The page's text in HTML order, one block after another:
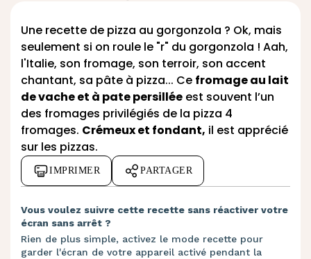
Une recette de pizza au gorgonzola ? Ok, mais
seulement si on roule le "r" du gorgonzola ! Aah,
l'Italie, son fromage, son terroir, son accent
chantant, sa pâte à pizza... Ce fromage au lait
de vache et à pate persillée est souvent l’un
des fromages privilégiés de la pizza 4
fromages. Crémeux et fondant, il est apprécié
sur les pizzas.
IMPRIMER PARTAGER
Vous voulez suivre cette recette sans réactiver votre
écran sans arrêt ?
Rien de plus simple, activez le mode recette pour
garder l'écran de votre appareil activé pendant la